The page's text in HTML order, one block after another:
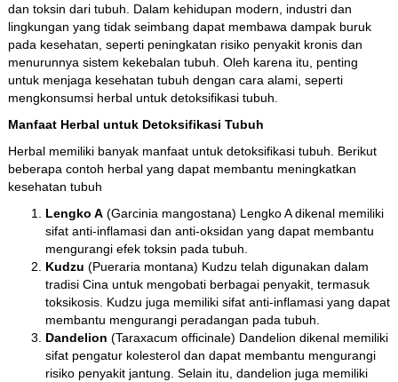
dan toksin dari tubuh. Dalam kehidupan modern, industri dan
lingkungan yang tidak seimbang dapat membawa dampak buruk
pada kesehatan, seperti peningkatan risiko penyakit kronis dan
menurunnya sistem kekebalan tubuh. Oleh karena itu, penting
untuk menjaga kesehatan tubuh dengan cara alami, seperti
mengkonsumsi herbal untuk detoksifikasi tubuh.
Manfaat Herbal untuk Detoksifikasi Tubuh
Herbal memiliki banyak manfaat untuk detoksifikasi tubuh. Berikut
beberapa contoh herbal yang dapat membantu meningkatkan
kesehatan tubuh
Lengko A(Garcinia mangostana) Lengko A dikenal memiliki
sifat anti-inflamasi dan anti-oksidan yang dapat membantu
mengurangi efek toksin pada tubuh.
Kudzu (Pueraria montana) Kudzu telah digunakan dalam
tradisi Cina untuk mengobati berbagai penyakit, termasuk
toksikosis. Kudzu juga memiliki sifat anti-inflamasi yang dapat
membantu mengurangi peradangan pada tubuh.
Dandelion (Taraxacum officinale) Dandelion dikenal memiliki
sifat pengatur kolesterol dan dapat membantu mengurangi
risiko penyakit jantung. Selain itu, dandelion juga memiliki